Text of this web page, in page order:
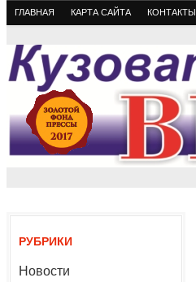
ГЛАВНАЯ КАРТА САЙТА КОНТАКТЫ
РУБРИКИ
Новости